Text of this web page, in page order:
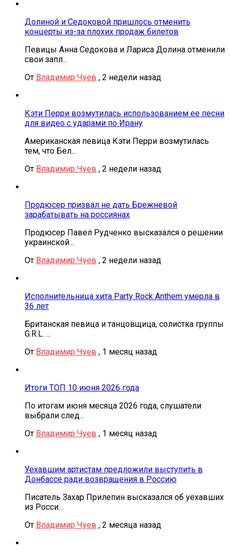
Долиной и Седоковой пришлось отменить
концерты из-за плохих продаж билетов
Певицы Анна Седокова и Лариса Долина отменили
свои запл...
От Владимир Чуев , 2 недели назад
Кэти Перри возмутилась использованием ее песни
для видео с ударами по Ирану
Американская певица Кэти Перри возмутилась
тем, что Бел...
От Владимир Чуев , 2 недели назад
Продюсер призвал не дать Брежневой
зарабатывать на россиянах
Продюсер Павел Рудченко высказался о решении
украинской...
От Владимир Чуев , 2 недели назад
Исполнительница хита Party Rock Anthem умерла в
36 лет
Британская певица и танцовщица, солистка группы
G.R.L. ...
От Владимир Чуев , 1 месяц назад
Итоги ТОП 10 июня 2026 года
По итогам июня месяца 2026 года, слушатели
выбрали след...
От Владимир Чуев , 1 месяц назад
Уехавшим артистам предложили выступить в
Донбассе ради возвращения в Россию
Писатель Захар Прилепин высказался об уехавших
из Росси...
От Владимир Чуев , 2 месяца назад